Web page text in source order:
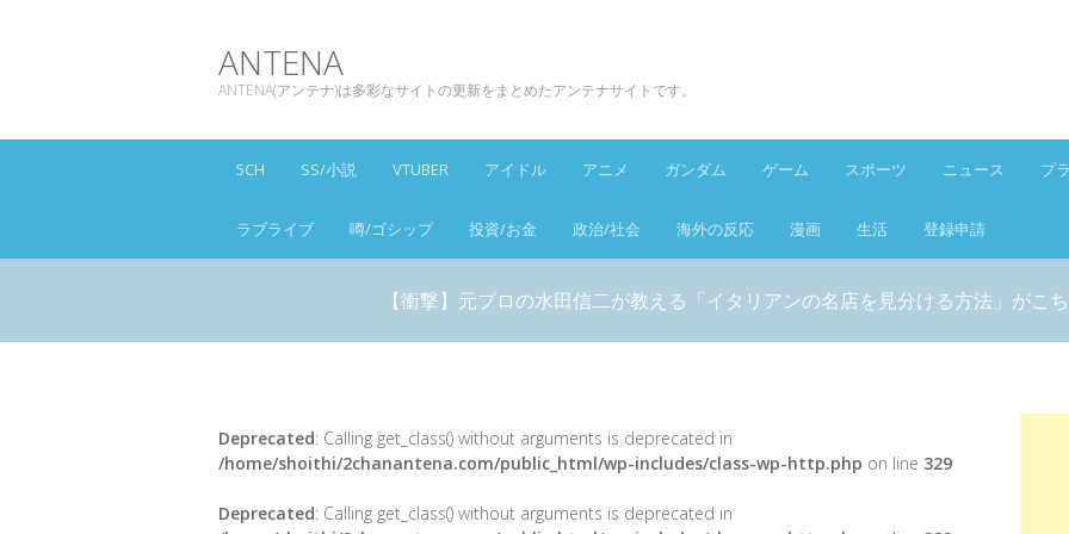
ANTENA
ANTENA(アンテナ)は多彩なサイトの更新をまとめたアンテナサイトです。
5CH SS/小説 VTUBER アイドル アニメ ガンダム ゲーム スポーツ ニュース プ
ラブライブ 噂/ゴシップ 投資/お金 政治/社会 海外の反応 漫画 生活 登録申請
【衝撃】元プロの水田信二が教える「イタリアンの名店を見分ける方法」がこ
Deprecated: Calling get_class() without arguments is deprecated in
/home/shoithi/2chanantena.com/public_html/wp-includes/class-wp-http.php on line 329
Deprecated: Calling get_class() without arguments is deprecated in